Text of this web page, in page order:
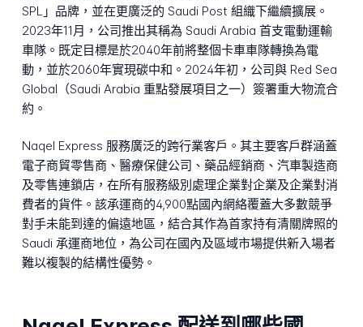
SPL」品牌，並在更廣泛的 Saudi Post 組織下繼續擴展。
2023年11月，公司推出其稱為 Saudi Arabia 首支電動運輸
車隊。既定目標是於2040年前將整個卡車車隊轉換為電
動，並於2060年實現碳中和。2024年初，公司與 Red Sea
Global（Saudi Arabia 重點發展項目之一）簽署重大物流合
約。
Naqel Express 服務廣泛的跨行業客戶。其主要客戶群涵蓋
電子商貿零售商、醫療保健公司、藥品經銷商、汽車製造商
及零售連鎖店，在所有服務級別處理企業對企業及企業對消
費者的貨件。該承運商的4,900點國內網絡覆蓋大多數競爭
對手未能到達的偏遠地區，結合其作為首家持有清關牌照的
Saudi 承運商地位，為公司在國內及區域市場提供新入場者
難以複製的結構性優勢。